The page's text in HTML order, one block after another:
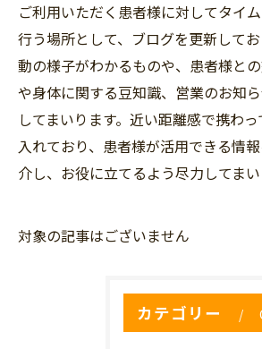
ご利用いただく患者様に対してタイ
行う場所として、ブログを更新して
動の様子がわかるものや、患者様と
や身体に関する豆知識、営業のお知
してまいります。近い距離感で携わ
入れており、患者様が活用できる情
介し、お役に立てるよう尽力してまい
対象の記事はございません
カテゴリー